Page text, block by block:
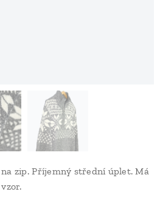
zip. Příjemný střední úplet. Má